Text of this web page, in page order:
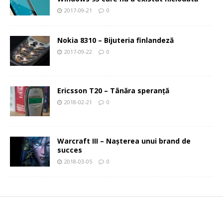
2017-09-21 0
Nokia 8310 – Bijuteria finlandeză
2017-09-22 0
Ericsson T20 – Tânăra speranţă
2018-02-21 0
Warcraft III – Naşterea unui brand de
succes
2018-03-05 0